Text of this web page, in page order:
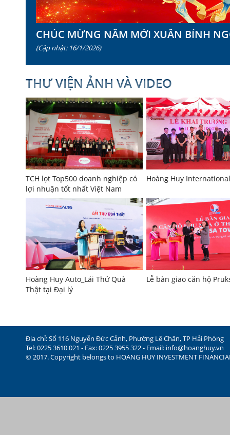
CHÚC MỪNG NĂM MỚI XUÂN BÍNH
(Cập nhật: 16/1/2026)
THƯ VIỆN ẢNH VÀ VIDEO
TCH lọt Top500 doanh nghiệp có
lợi nhuận tốt nhất Việt Nam
Hoàng Huy International
Hoàng Huy Auto_Lái Thử Quà
Thật tại Đại lý
Lễ bàn giao căn hộ
Địa chỉ: Số 116 Nguyễn Đức Cảnh, Phường Lê Chân, TP Hải Phòng
Tel: 0225 3610 021 - Fax: 0225 3955 322 - Email: info@hoanghuy.vn
© 2017. Copyright belongs to HOANG HUY INVESTMENT FINANCIAL